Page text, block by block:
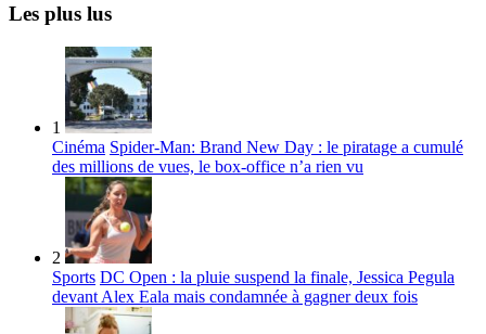
Les plus lus
1
Cinéma Spider-Man: Brand New Day : le piratage a cumulé
des millions de vues, le box-office n’a rien vu
2
Sports DC Open : la pluie suspend la finale, Jessica Pegula
devant Alex Eala mais condamnée à gagner deux fois